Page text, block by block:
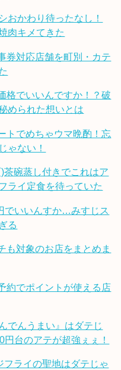
おかわり待ったなし！
肉キメてきた
券対応店舗を町別・カテ
格でいいんですか！？破
められた想いとは
トでめちゃウマ晩酌！忘
ゃない！
碗蒸し付きでこれはア
ライ定食を待っていた
でいいんすか…みすじス
る
も対象のお店をまとめま
約でポイントが使える店
でんうまい』はダテじ
台のアテが超強ぇぇ！
ライの聖地はダテじゃ